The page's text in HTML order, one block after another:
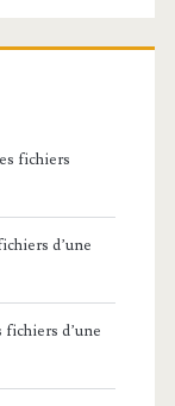
fichiers
d’une
d’une